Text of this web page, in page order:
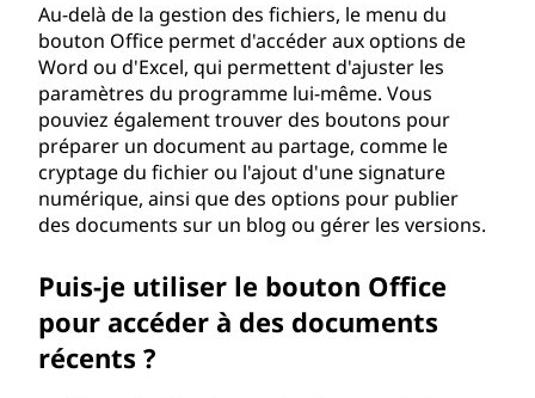
Au-delà de la gestion des fichiers, le menu du
bouton Office permet d'accéder aux options de
Word ou d'Excel, qui permettent d'ajuster les
paramètres du programme lui-même. Vous
pouviez également trouver des boutons pour
préparer un document au partage, comme le
cryptage du fichier ou l'ajout d'une signature
numérique, ainsi que des options pour publier
des documents sur un blog ou gérer les versions.
Puis-je utiliser le bouton Office
pour accéder à des documents
récents ?